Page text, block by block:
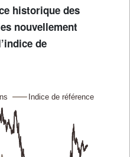
historique des
nouvellement
de